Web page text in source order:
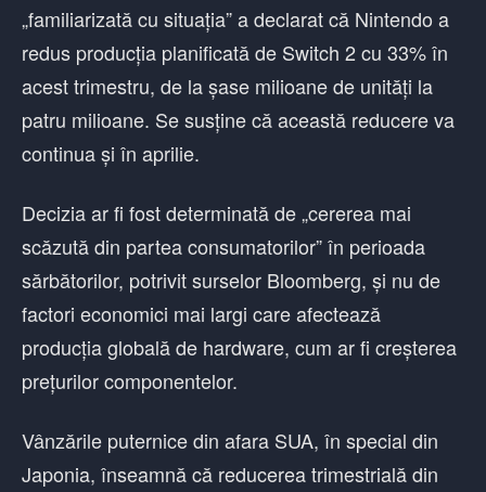
„familiarizată cu situația” a declarat că Nintendo a
redus producția planificată de Switch 2 cu 33% în
acest trimestru, de la șase milioane de unități la
patru milioane. Se susține că această reducere va
continua și în aprilie.
Decizia ar fi fost determinată de „cererea mai
scăzută din partea consumatorilor” în perioada
sărbătorilor, potrivit surselor Bloomberg, și nu de
factori economici mai largi care afectează
producția globală de hardware, cum ar fi creșterea
prețurilor componentelor.
Vânzările puternice din afara SUA, în special din
Japonia, înseamnă că reducerea trimestrială din